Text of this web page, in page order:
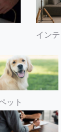
イン
ット